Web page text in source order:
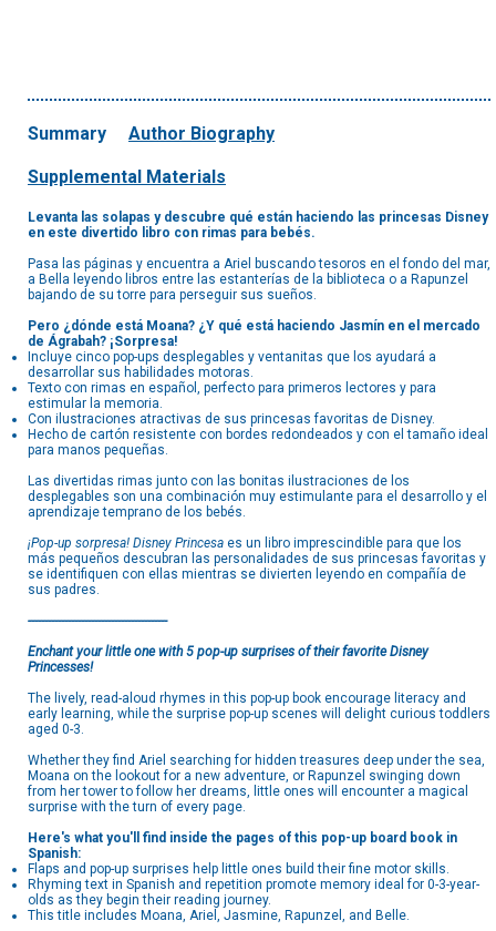
Summary Author Biography
Supplemental Materials
Levanta las solapas y descubre qué están haciendo las princesas Disney
en este divertido libro con rimas para bebés.
Pasa las páginas y encuentra a Ariel buscando tesoros en el fondo del mar,
a Bella leyendo libros entre las estanterías de la biblioteca o a Rapunzel
bajando de su torre para perseguir sus sueños.
Pero ¿dónde está Moana? ¿Y qué está haciendo Jasmín en el mercado
de Ágrabah? ¡Sorpresa!
Incluye cinco pop-ups desplegables y ventanitas que los ayudará a
desarrollar sus habilidades motoras.
Texto con rimas en español, perfecto para primeros lectores y para
estimular la memoria.
Con ilustraciones atractivas de sus princesas favoritas de Disney.
Hecho de cartón resistente con bordes redondeados y con el tamaño ideal
para manos pequeñas.
Las divertidas rimas junto con las bonitas ilustraciones de los
desplegables son una combinación muy estimulante para el desarrollo y el
aprendizaje temprano de los bebés.
¡Pop-up sorpresa! Disney Princesa es un libro imprescindible para que los
más pequeños descubran las personalidades de sus princesas favoritas y
se identifiquen con ellas mientras se divierten leyendo en compañía de
sus padres.
------------------------------------------
Enchant your little one with 5 pop-up surprises of their favorite Disney
Princesses!
The lively, read-aloud rhymes in this pop-up book encourage literacy and
early learning, while the surprise pop-up scenes will delight curious toddlers
aged 0-3.
Whether they find Ariel searching for hidden treasures deep under the sea,
Moana on the lookout for a new adventure, or Rapunzel swinging down
from her tower to follow her dreams, little ones will encounter a magical
surprise with the turn of every page.
Here's what you'll find inside the pages of this pop-up board book in
Spanish:
Flaps and pop-up surprises help little ones build their fine motor skills.
Rhyming text in Spanish and repetition promote memory ideal for 0-3-year-
olds as they begin their reading journey.
This title includes Moana, Ariel, Jasmine, Rapunzel, and Belle.